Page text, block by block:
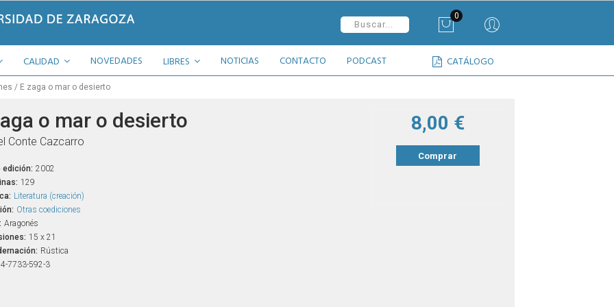
0
CATÁLOGO
CALIDAD NOVEDADES LIBRES NOTICIAS CONTACTO PODCAST
E zaga o mar o desierto
o mar o desierto
Conte Cazcarro
edición: 2002
129
Literatura (creación)
Otras coediciones
Aragonés
15 x 21
Rústica
7733-592-3
8,00 €
Comprar